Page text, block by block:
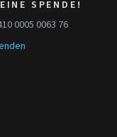
SPENDE!
0005 0063 76